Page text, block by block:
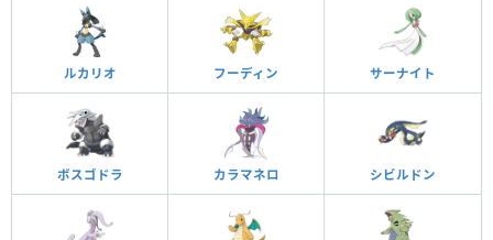
ルカリオ フーディン サーナイト
ボスゴドラ カラマネロ シビルドン